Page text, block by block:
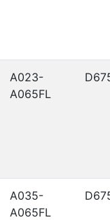
A023-
A065FL
A035-
A065FL